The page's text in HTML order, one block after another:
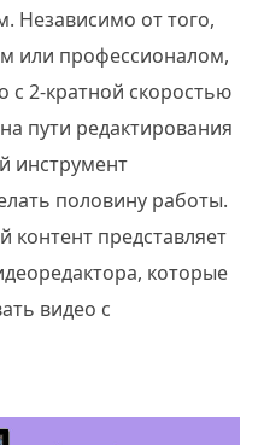
Независимо от того,
или профессионалом,
с 2-кратной скоростью
пути редактирования
инструмент
половину работы.
представляет
которые
видео с